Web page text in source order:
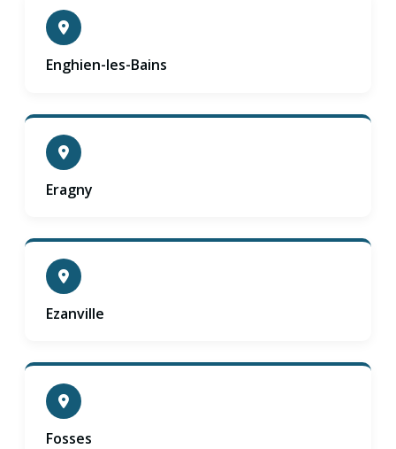
Enghien-les-Bains
Eragny
Ezanville
Fosses